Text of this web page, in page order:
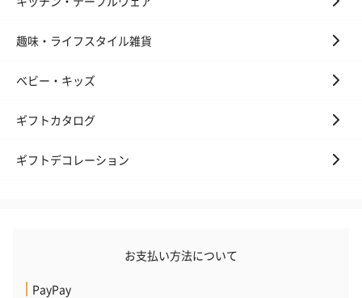
趣味・ライフスタイル雑貨
ベビー・キッズ
ギフトカタログ
ギフトデコレーション
お支払い方法について
PayPay